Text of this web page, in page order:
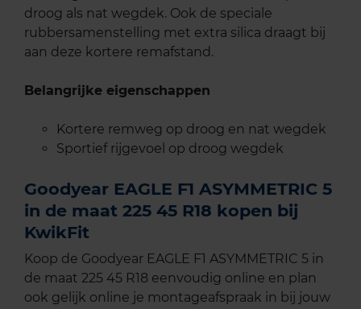
droog als nat wegdek. Ook de speciale
rubbersamenstelling met extra silica draagt bij
aan deze kortere remafstand.
Belangrijke eigenschappen
Kortere remweg op droog en nat wegdek
Sportief rijgevoel op droog wegdek
Goodyear EAGLE F1 ASYMMETRIC 5
in de maat 225 45 R18 kopen bij
KwikFit
Koop de Goodyear EAGLE F1 ASYMMETRIC 5 in
de maat 225 45 R18 eenvoudig online en plan
ook gelijk online je montageafspraak in bij jouw